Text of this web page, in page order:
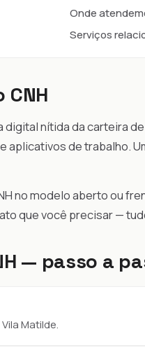
Onde
Serviços
digital nítida da carteira
de trabalho.
no modelo aberto ou
que você precisar —
— passo a
Matilde.